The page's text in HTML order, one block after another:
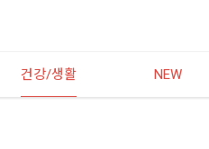
건강/생활 NEW